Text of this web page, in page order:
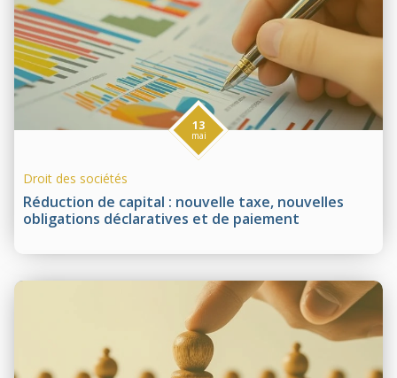
Réduction de capital : nouvelle taxe, nouvelles
obligations déclaratives et de paiement
13
mai
Droit des sociétés